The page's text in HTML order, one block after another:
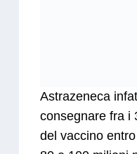
Astrazeneca
consegnare fra i
del vaccino